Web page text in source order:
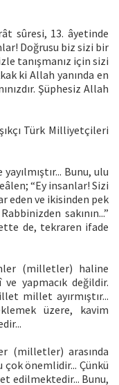
sûresi, 13. âyetinde
Doğrusu biz sizi bir
tanışmanız için sizi
ki Allah yanında en
Şüphesiz Allah
Türk Milliyetçileri
Bunu, ulu
“Ey insanlar! Sizi
eden ve ikisinden pek
sakının...”
de, tekraren ifade
(milletler) haline
yapmacık değildir.
millet ayırmıştır...
üzere, kavim
(milletler) arasında
çok önemlidir... Çünkü
edilmektedir... Bunu,